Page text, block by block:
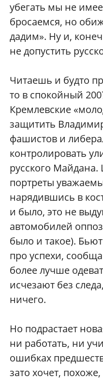
убегать мы не
бросаемся, но
дадим». Ну и,
не допустить
Читаешь и будто
то в спокойный
Кремлевские
защитить
фашистов и
контролировать
русского Майдана.
портреты
нарядившись в
и было, это не
автомобилей
было и такое).
про успехи,
более лучше
исчезают без
ничего.
Но подрастает
ни работать, ни
ошибках
зато хочет,